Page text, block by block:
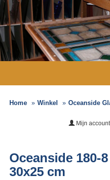
Home Winkel Oceanside
Mijn account
Oceanside 180-
30x25 cm